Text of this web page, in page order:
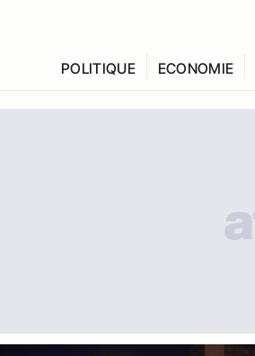
POLITIQUE ECONOMIE